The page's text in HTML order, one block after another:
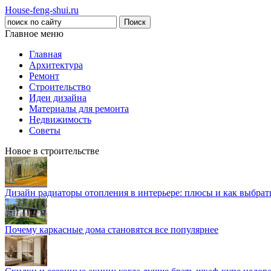
House-feng-shui.ru
Главное меню
Главная
Архитектура
Ремонт
Строительство
Идеи дизайна
Материалы для ремонта
Недвижимость
Советы
Новое в строительстве
Дизайн радиаторы отопления в интерьере: плюсы и как
Почему каркасные дома становятся все популярнее